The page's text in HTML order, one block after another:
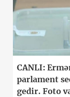
CANLI:
parlament
gedir. Foto